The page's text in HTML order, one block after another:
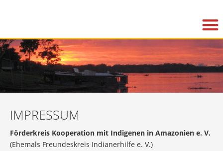
IMPRESSUM
Förderkreis Kooperation mit Indigenen in Amazonien e. V.
(Ehemals Freundeskreis Indianerhilfe e. V.)